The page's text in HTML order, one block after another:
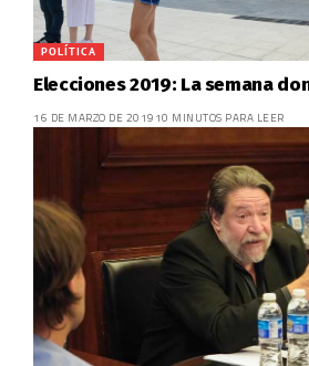
POLÍTICA
Elecciones 2019: La semana
16 DE MARZO DE 2019 10 MINUTOS PARA LEER